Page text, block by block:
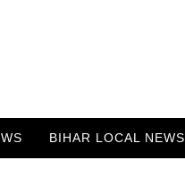
BIHAR LOCAL NEWS